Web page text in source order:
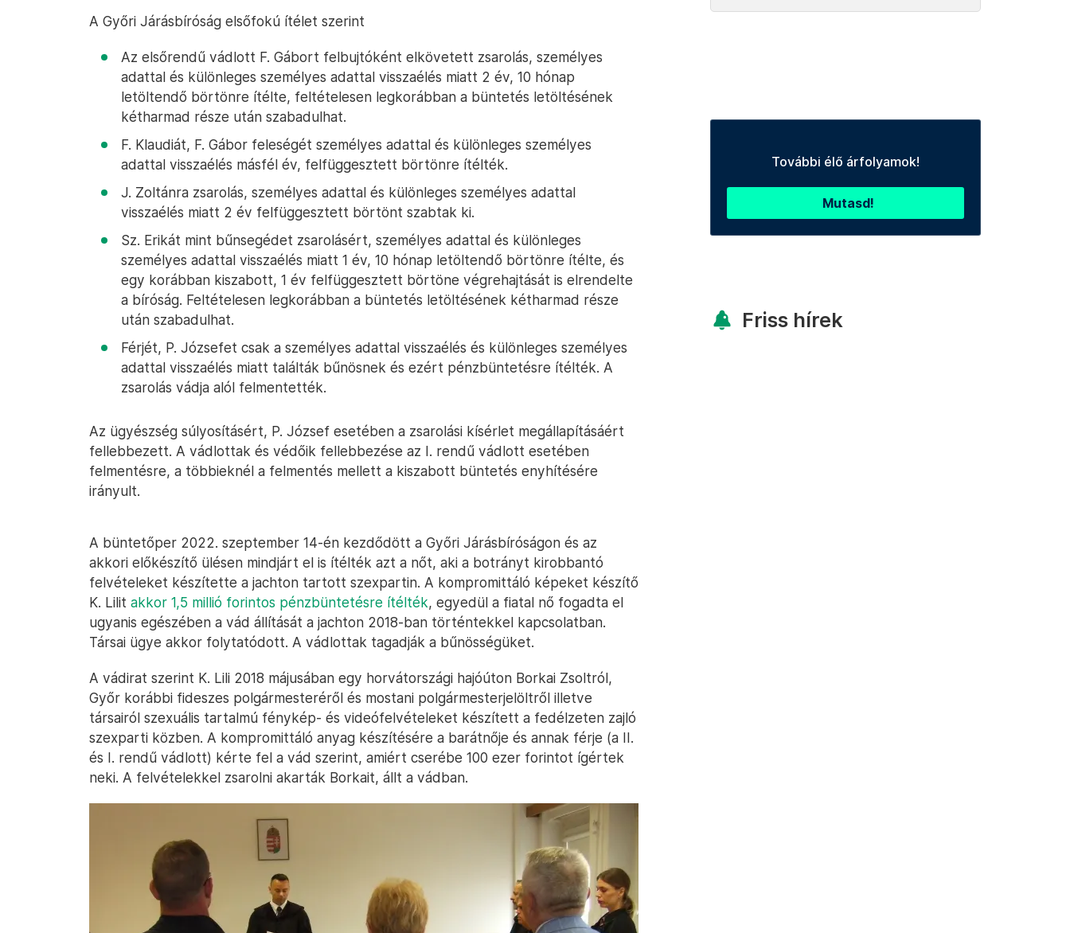
A Győri Járásbíróság elsőfokú ítélet szerint
Az elsőrendű vádlott F. Gábort felbujtóként elkövetett zsarolás, személyes
adattal és különleges személyes adattal visszaélés miatt 2 év, 10 hónap
letöltendő börtönre ítélte, feltételesen legkorábban a büntetés letöltésének
kétharmad része után szabadulhat.
F. Klaudiát, F. Gábor feleségét személyes adattal és különleges személyes
adattal visszaélés másfél év, felfüggesztett börtönre ítélték.
J. Zoltánra zsarolás, személyes adattal és különleges személyes adattal
visszaélés miatt 2 év felfüggesztett börtönt szabtak ki.
Sz. Erikát mint bűnsegédet zsarolásért, személyes adattal és különleges
személyes adattal visszaélés miatt 1 év, 10 hónap letöltendő börtönre ítélte, és
egy korábban kiszabott, 1 év felfüggesztett börtöne végrehajtását is elrendelte
a bíróság. Feltételesen legkorábban a büntetés letöltésének kétharmad része
után szabadulhat.
Férjét, P. Józsefet csak a személyes adattal visszaélés és különleges személyes
adattal visszaélés miatt találták bűnösnek és ezért pénzbüntetésre ítélték. A
zsarolás vádja alól felmentették.
Az ügyészség súlyosításért, P. József esetében a zsarolási kísérlet megállapításáért
fellebbezett. A vádlottak és védőik fellebbezése az I. rendű vádlott esetében
felmentésre, a többieknél a felmentés mellett a kiszabott büntetés enyhítésére
irányult.
A büntetőper 2022. szeptember 14-én kezdődött a Győri Járásbíróságon és az
akkori előkészítő ülésen mindjárt el is ítélték azt a nőt, aki a botrányt kirobbantó
felvételeket készítette a jachton tartott szexpartin. A kompromittáló képeket készítő
K. Lilit akkor 1,5 millió forintos pénzbüntetésre ítélték, egyedül a fiatal nő fogadta el
ugyanis egészében a vád állítását a jachton 2018-ban történtekkel kapcsolatban.
Társai ügye akkor folytatódott. A vádlottak tagadják a bűnösségüket.
A vádirat szerint K. Lili 2018 májusában egy horvátországi hajóúton Borkai Zsoltról,
Győr korábbi fideszes polgármesteréről és mostani polgármesterjelöltről illetve
társairól szexuális tartalmú fénykép- és videófelvételeket készített a fedélzeten zajló
szexparti közben. A kompromittáló anyag készítésére a barátnője és annak férje (a II.
és I. rendű vádlott) kérte fel a vád szerint, amiért cserébe 100 ezer forintot ígértek
neki. A felvételekkel zsarolni akarták Borkait, állt a vádban.
További élő árfolyamok!
Mutasd!
Friss hírek